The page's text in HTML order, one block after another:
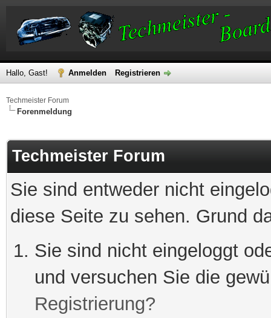
Hallo, Gast! Anmelden Registrieren
Techmeister Forum
Forenmeldung
Techmeister Forum
Sie sind entweder nicht
diese Seite zu sehen. Grund
Sie sind nicht eingeloggt
und versuchen Sie die
Registrierung?